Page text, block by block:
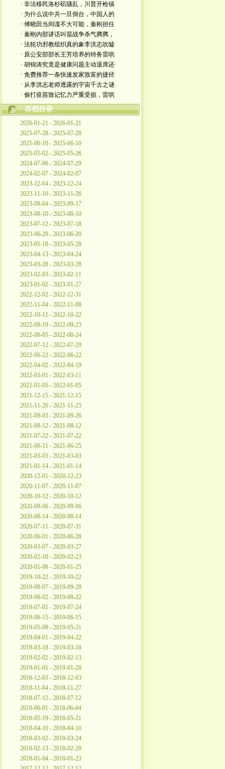
· 非法移民洛杉矶骚乱，川普开枪镇
· 为什么说中共一旦倒台，中国人的
· 傅晓田当间谍不大可能，秦刚担任
· 秦刚内部讲话叫嚣战争杀气腾腾，
· 法轮功邪教组织真的象李洪志吹嘘
· 原公安部部长王芳培养的特务雷哄
· 胡锦涛究竟是健康问题主动退席还
· 免费推荐一条快速发家致富的捷径
· 从李洪志老师透露的宇宙千古之谜
· 偷打疫苗致记忆力严重受损，雷哄
存档目录
2026-01-21 - 2026-01-21
2025-07-28 - 2025-07-28
2025-06-10 - 2025-06-10
2025-05-02 - 2025-05-26
2024-07-06 - 2024-07-29
2024-02-07 - 2024-02-07
2023-12-04 - 2023-12-24
2023-11-10 - 2023-11-26
2023-09-04 - 2023-09-17
2023-08-10 - 2023-08-10
2023-07-12 - 2023-07-18
2023-06-20 - 2023-06-20
2023-05-18 - 2023-05-28
2023-04-13 - 2023-04-24
2023-03-28 - 2023-03-28
2023-02-03 - 2023-02-11
2023-01-02 - 2023-01-27
2022-12-02 - 2022-12-31
2022-11-04 - 2022-11-08
2022-10-11 - 2022-10-22
2022-09-19 - 2022-09-23
2022-08-05 - 2022-08-24
2022-07-12 - 2022-07-29
2022-06-22 - 2022-06-22
2022-04-02 - 2022-04-19
2022-03-01 - 2022-03-11
2022-01-05 - 2022-01-05
2021-12-15 - 2021-12-15
2021-11-20 - 2021-11-25
2021-09-03 - 2021-09-26
2021-08-12 - 2021-08-12
2021-07-22 - 2021-07-22
2021-06-11 - 2021-06-25
2021-03-03 - 2021-03-03
2021-01-14 - 2021-01-14
2020-12-01 - 2020-12-23
2020-11-07 - 2020-11-07
2020-10-12 - 2020-10-12
2020-09-06 - 2020-09-06
2020-08-14 - 2020-08-14
2020-07-11 - 2020-07-31
2020-06-01 - 2020-06-28
2020-03-07 - 2020-03-27
2020-02-10 - 2020-02-23
2020-01-06 - 2020-01-25
2019-10-22 - 2019-10-22
2019-09-07 - 2019-09-28
2019-08-02 - 2019-08-22
2019-07-01 - 2019-07-24
2019-06-15 - 2019-06-15
2019-05-09 - 2019-05-31
2019-04-01 - 2019-04-22
2019-03-18 - 2019-03-18
2019-02-02 - 2019-02-13
2019-01-01 - 2019-01-28
2018-12-03 - 2018-12-03
2018-11-04 - 2018-11-27
2018-07-12 - 2018-07-12
2018-06-01 - 2018-06-04
2018-05-19 - 2018-05-21
2018-04-10 - 2018-04-10
2018-03-02 - 2018-03-24
2018-02-13 - 2018-02-28
2018-01-04 - 2018-01-23